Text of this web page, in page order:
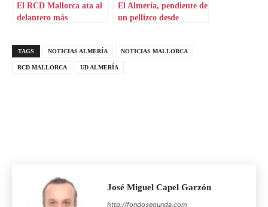
El RCD Mallorca ata al
delantero más
El Almería, pendiente de
un pellizco desde
TAGS NOTICIAS ALMERÍA NOTICIAS MALLORCA
RCD MALLORCA UD ALMERÍA
José Miguel Capel Garzón
http://fondosegunda.com